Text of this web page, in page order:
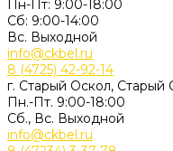
Пн-Пт: 9:00-18:00
Cб: 9:00-14:00
Вс. Выходной
info@ckbel.ru
8 (4725) 42-92-14
г. Старый Оскол, Старый
Пн.-Пт. 9:00-18:00
Сб., Вс. Выходной
info@ckbel.ru